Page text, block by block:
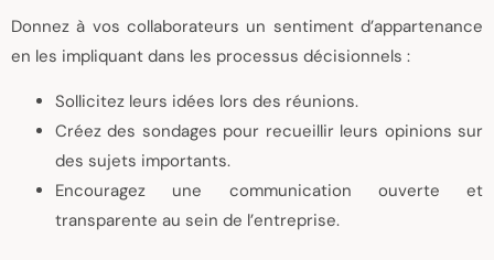
Donnez à vos collaborateurs un sentiment d’appartenance
en les impliquant dans les processus décisionnels :
Sollicitez leurs idées lors des réunions.
Créez des sondages pour recueillir leurs opinions sur
des sujets importants.
Encouragez une communication ouverte et
transparente au sein de l’entreprise.